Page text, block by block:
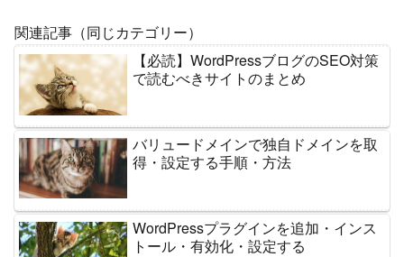
関連記事（同じカテゴリー）
【必読】WordPressブログのSEO対策
で読むべきサイトのまとめ
バリュードメインで独自ドメインを取
得・設定する手順・方法
WordPressプラグインを追加・インス
トール・有効化・設定する